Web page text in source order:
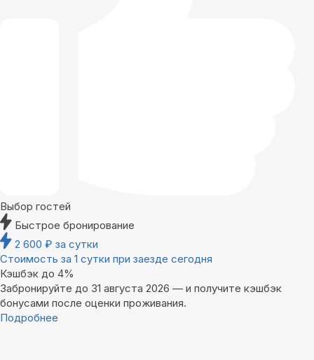
Выбор гостей
Быстрое бронирование
2 600 ₽ за сутки
Стоимость за 1 сутки при заезде сегодня
Кэшбэк до 4%
Забронируйте до 31 августа 2026 — и получите кэшбэк
бонусами после оценки проживания.
Подробнее